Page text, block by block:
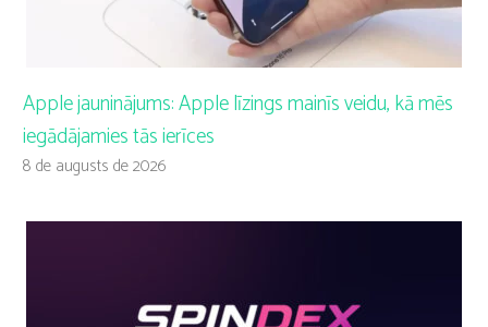
Apple jauninājums: Apple līzings mainīs veidu, kā mēs
iegādājamies tās ierīces
8 de augusts de 2026